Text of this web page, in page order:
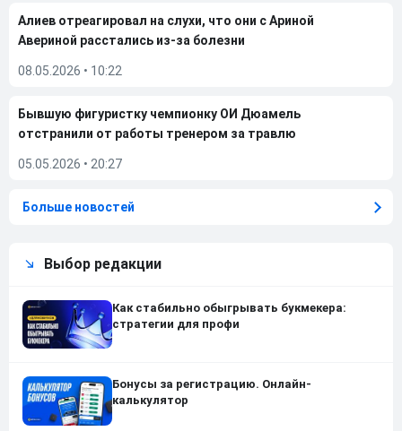
Алиев отреагировал на слухи, что они с Ариной
Авериной расстались из-за болезни
08.05.2026 • 10:22
Бывшую фигуристку чемпионку ОИ Дюамель
отстранили от работы тренером за травлю
05.05.2026 • 20:27
Больше новостей
Выбор редакции
Как стабильно обыгрывать букмекера:
стратегии для профи
Бонусы за регистрацию. Онлайн-
калькулятор